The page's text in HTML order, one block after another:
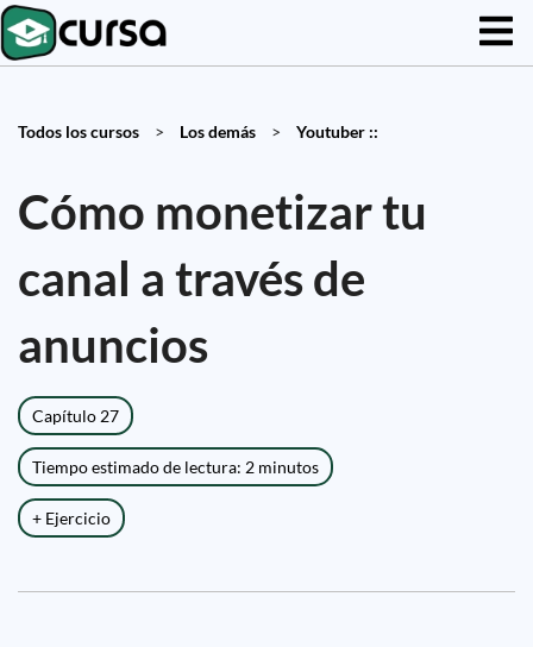
Todos los cursos > Los demás > Youtuber ::
Cómo monetizar tu
canal a través de
anuncios
Capítulo 27
Tiempo estimado de lectura: 2 minutos
+ Ejercicio